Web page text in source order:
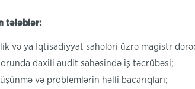
tələblər:
və ya İqtisadiyyat sahələri üzrə magistr
daxili audit sahəsində iş təcrübəsi;
və problemlərin həlli bacarıqları;